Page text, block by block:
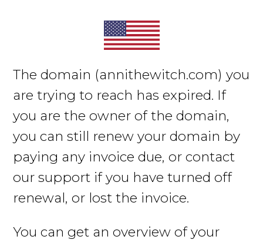
The domain (annithewitch.com)you
are trying to reach has expired. If
you are the owner of the domain,
you can still renew your domain by
paying any invoice due, or contact
our support if you have turned off
renewal, or lost the invoice.
You can get an overview of your